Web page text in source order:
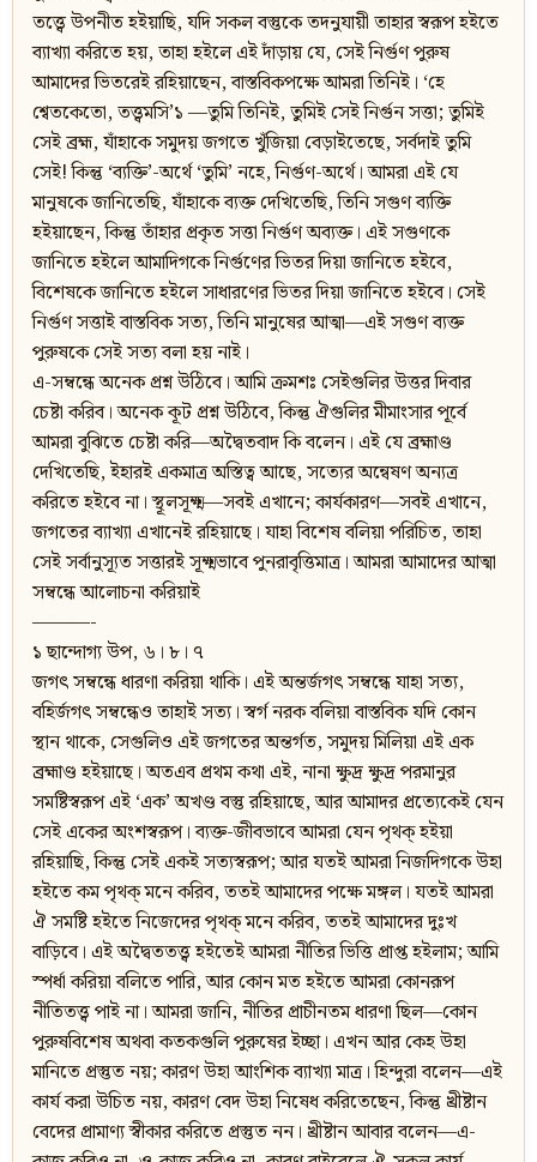
তত্ত্বে উপনীত হইয়াছি, যদি সকল বস্তুকে তদনুযায়ী তাহার স্বরূপ হইতে
ব্যাখ্যা করিতে হয়, তাহা হইলে এই দাঁড়ায় যে, সেই নির্গুণ পুরুষ
আমাদের ভিতরেই রহিয়াছেন, বাস্তবিকপক্ষে আমরা তিনিই। ‘হে
শ্বেতকেতো, তত্ত্বমসি’১ —তুমি তিনিই, তুমিই সেই নির্গুন সত্তা; তুমিই
সেই ব্রহ্ম, যাঁহাকে সমুদয় জগতে খুঁজিয়া বেড়াইতেছে, সর্বদাই তুমি
সেই! কিন্তু ‘ব্যক্তি’-অর্থে ‘তুমি’ নহে, নির্গুণ-অর্থে। আমরা এই যে
মানুষকে জানিতেছি, যাঁহাকে ব্যক্ত দেখিতেছি, তিনি সগুণ ব্যক্তি
হইয়াছেন, কিন্তু তাঁহার প্রকৃত সত্তা নির্গুণ অব্যক্ত। এই সগুণকে
জানিতে হইলে আমাদিগকে নির্গুণের ভিতর দিয়া জানিতে হইবে,
বিশেষকে জানিতে হইলে সাধারণের ভিতর দিয়া জানিতে হইবে। সেই
নির্গুণ সত্তাই বাস্তবিক সত্য, তিনি মানুষের আত্মা—এই সগুণ ব্যক্ত
পুরুষকে সেই সত্য বলা হয় নাই।
এ-সম্বন্ধে অনেক প্রশ্ন উঠিবে। আমি ক্রমশঃ সেইগুলির উত্তর দিবার
চেষ্টা করিব। অনেক কূট প্রশ্ন উঠিবে, কিন্তু ঐগুলির মীমাংসার পূর্বে
আমরা বুঝিতে চেষ্টা করি—অদ্বৈতবাদ কি বলেন। এই যে ব্রহ্মাণ্ড
দেখিতেছি, ইহারই একমাত্র অস্তিত্ব আছে, সত্যের অন্বেষণ অন্যত্র
করিতে হইবে না। স্থূলসূক্ষ্ম—সবই এখানে; কার্যকারণ—সবই এখানে,
জগতের ব্যাখ্যা এখানেই রহিয়াছে। যাহা বিশেষ বলিয়া পরিচিত, তাহা
সেই সর্বানুস্যূত সত্তারই সূক্ষ্মভাবে পুনরাবৃত্তিমাত্র। আমরা আমাদের আত্মা
সম্বন্ধে আলোচনা করিয়াই
———-
১ ছান্দোগ্য উপ, ৬। ৮। ৭
জগৎ সম্বন্ধে ধারণা করিয়া থাকি। এই অন্তর্জগৎ সম্বন্ধে যাহা সত্য,
বহির্জগৎ সম্বন্ধেও তাহাই সত্য। স্বর্গ নরক বলিয়া বাস্তবিক যদি কোন
স্থান থাকে, সেগুলিও এই জগতের অন্তর্গত, সমুদয় মিলিয়া এই এক
ব্রহ্মাণ্ড হইয়াছে। অতএব প্রথম কথা এই, নানা ক্ষুদ্র ক্ষুদ্র পরমানুর
সমষ্টিস্বরূপ এই ‘এক’ অখণ্ড বস্তু রহিয়াছে, আর আমাদর প্রত্যেকেই যেন
সেই একের অংশস্বরূপ। ব্যক্ত-জীবভাবে আমরা যেন পৃথক্ হইয়া
রহিয়াছি, কিন্তু সেই একই সত্যস্বরূপ; আর যতই আমরা নিজদিগকে উহা
হইতে কম পৃথক‍্ মনে করিব, ততই আমাদের পক্ষে মঙ্গল। যতই আমরা
ঐ সমষ্টি হইতে নিজেদের পৃথক‍্ মনে করিব, ততই আমাদের দুঃখ
বাড়িবে। এই অদ্বৈততত্ত্ব হইতেই আমরা নীতির ভিত্তি প্রাপ্ত হইলাম; আমি
স্পর্ধা করিয়া বলিতে পারি, আর কোন মত হইতে আমরা কোনরূপ
নীতিতত্ত্ব পাই না। আমরা জানি, নীতির প্রাচীনতম ধারণা ছিল—কোন
পুরুষবিশেষ অথবা কতকগুলি পুরুষের ইচ্ছা। এখন আর কেহ উহা
মানিতে প্রস্তুত নয়; কারণ উহা আংশিক ব্যাখ্যা মাত্র। হিন্দুরা বলেন—এই
কার্য করা উচিত নয়, কারণ বেদ উহা নিষেধ করিতেছেন, কিন্তু খ্রীষ্টান
বেদের প্রামাণ্য স্বীকার করিতে প্রস্তুত নন। খ্রীষ্টান আবার বলেন—এ-